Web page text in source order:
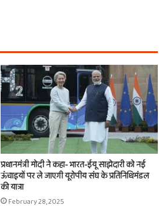
प्रधानमंत्री मोदी ने कहा- भारत-ईयू साझेदारी को नई
ऊंचाइयों पर ले जाएगी यूरोपीय संघ के प्रतिनिधिमंडल
की यात्रा
February 28, 2025